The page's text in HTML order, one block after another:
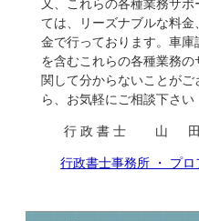
又、これらの各種業務サポ
ては、リーズナブルな料金
金で行っております。車庫
を含むこれらの各種業務の
関して分からないことがご
ら、お気軽にご相談下さい
行 政 書 士 山
行政書士事務所 ・ プロ